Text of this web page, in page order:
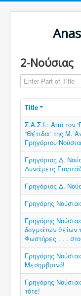
2-Νούσιας
Enter Part of Title
Title
Σ.Α.Σ.Ι.: Από τον
“Θέτιδα” της Μ.
Γρηγόριου Νούσια
Γρηγόριος Δ.
Δυνάμεις
Γρηγόριος Δ.
Γρηγόρης
Γρηγόρης
δογμάτων θείων
Φωστήρες . . .
Γρηγόρης
Μεσημβρινό!
Γρηγόρης
τότε!